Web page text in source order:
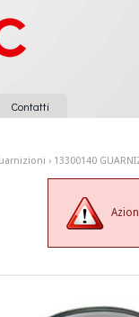
Contatti
› 13300140